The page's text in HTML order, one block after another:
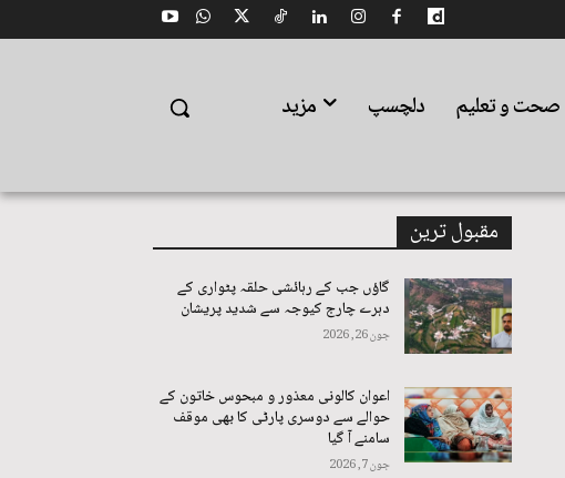
صحت و تعلیم دلچسپ مزید
مقبول ترین
گاؤں جب کے رہائشی حلقہ پٹواری کے
دہرے چارج کیوجہ سے شدید پریشان
جون 26, 2026
اعوان کالونی معذور و مبحوس خاتون کے
حوالے سے دوسری پارٹی کا بھی موقف
سامنے آ گیا
جون 7, 2026